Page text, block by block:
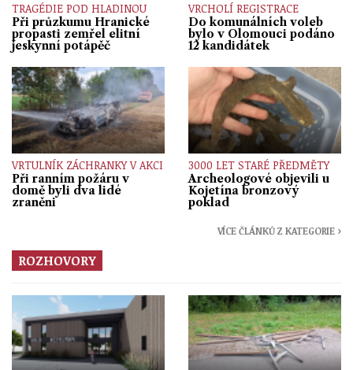
TRAGÉDIE POD HLADINOU
Při průzkumu Hranické
propasti zemřel elitní
jeskynní potápěč
VRCHOLÍ REGISTRACE
Do komunálních voleb
bylo v Olomouci podáno
12 kandidátek
VRTULNÍK ZÁCHRANKY V AKCI
Při ranním požáru v
domě byli dva lidé
zraněni
3000 LET STARÉ PŘEDMĚTY
Archeologové objevili u
Kojetína bronzový
poklad
VÍCE ČLÁNKŮ Z KATEGORIE ›
ROZHOVORY